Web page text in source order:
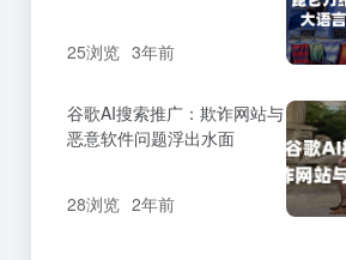
25浏览 3年前
谷歌AI搜索推广：欺诈网站与
恶意软件问题浮出水面
28浏览 2年前